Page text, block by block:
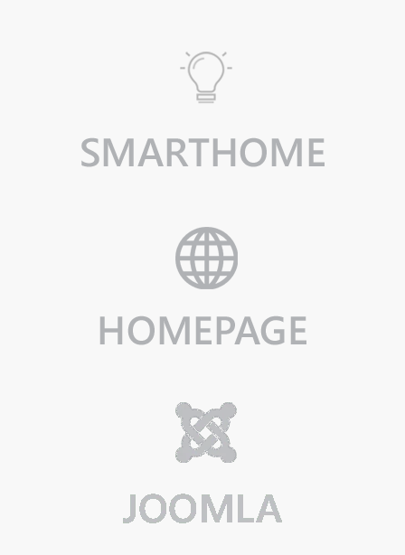
SMARTHOME
Wir beraten Sie rund um ihr Smarthome.
Mehr erfahren...
HOMEPAGE
Wir gestalten Ihre Homepage.
Mehr erfahren...
JOOMLA!
Wir beraten Sie bei der Auswahl, Einrichtung und Nutzung Ihres
Content-Managements.